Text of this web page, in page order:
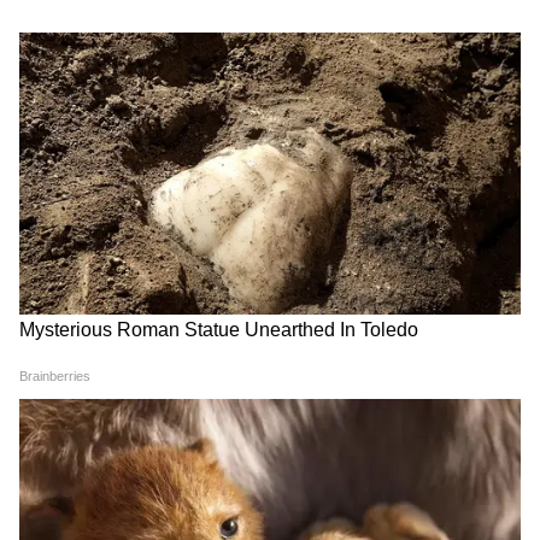
मुख्यमंत्री ने इस बात पर जोर दिया कि जब अवैध व्यापारी
राज्य करों को दरकिनार करते हैं, तो ईमानदार प्रतिष्ठानों को
व्यवस्थित रूप से बाजार से बाहर कर दिया जाता है।
"नतीजतन, ईमानदार व्यवसायों को बंद करने के लिए
मजबूर होना पड़ता है, और अंततः सरकार को सबसे बड़ा
नुकसान होता है। हम वास्तविक करदाताओं का पूरा
समर्थन और सुरक्षा करेंगे, लेकिन टैक्स चोरों के प्रति हमारा
दृष्टिकोण बिना किसी समझौते का होगा।"
निजीकरण के आरोपों पर विपक्ष को जवाब
राज्य के बजट पर चल रही तीखी राजनीतिक बहस की
National News (नेशनल न्यूज़) - Get latest India
News (राष्ट्रीय समाचार) and breaking Hindi News
headlines from India on Asianet News Hindi.